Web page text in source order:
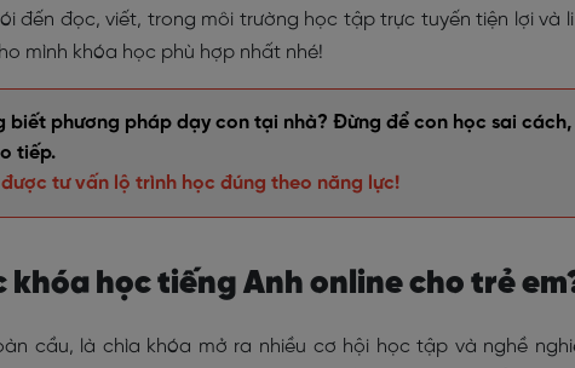
đến đọc, viết, trong môi trường học tập trực tuyến tiện lợi và
mình khóa học phù hợp nhất nhé!
biết phương pháp dạy con tại nhà? Đừng để con học sai cách,
tiếp.
tư vấn lộ trình học đúng theo năng lực!
khóa học tiếng Anh online cho trẻ
cầu, là chìa khóa mở ra nhiều cơ hội học tập và nghề